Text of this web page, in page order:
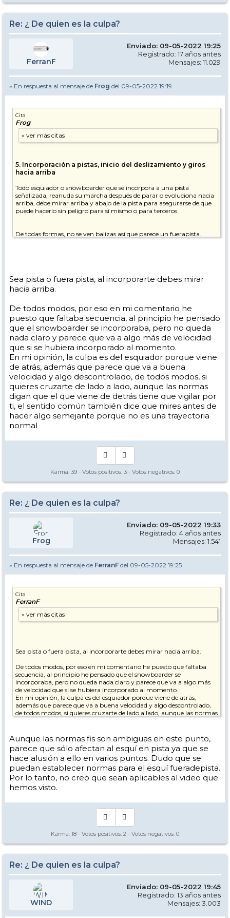
Re: ¿ De quien es la culpa?
FerranF
Enviado: 09-05-2022 19:25
Registrado: 17 años antes
Mensajes: 11.029
» En respuesta al mensaje de Frog del 09-05-2022 19:19
Cita
Frog
5. Incorporación a pistas, inicio del deslizamiento y giros
hacia arriba
Todo esquiador o snowboarder que se incorpora a una pista
señalizada, reanuda su marcha después de parar o evoluciona hacia
arriba, debe mirar arriba y abajo de la pista para asegurarse de que
puede hacerlo sin peligro para sí mismo o para terceros.
De todas formas, no se ven balizas así que parece un fuerapista.
Sea pista o fuera pista, al incorporarte debes mirar
hacia arriba.
De todos modos, por eso en mi comentario he
puesto que faltaba secuencia, al principio he pensado
que el snowboarder se incorporaba, pero no queda
nada claro y parece que va a algo más de velocidad
que si se hubiera incorporado al momento.
En mi opinión, la culpa es del esquiador porque viene
de atrás, además que parece que va a buena
velocidad y algo descontrolado, de todos modos, si
quieres cruzarte de lado a lado, aunque las normas
digan que el que viene de detrás tiene que vigilar por
ti, el sentido común también dice que mires antes de
hacer algo semejante porque no es una trayectoria
normal
Karma: 39 - Votos positivos: 3 - Votos negativos: 0
Re: ¿ De quien es la culpa?
Frog
Enviado: 09-05-2022 19:33
Registrado: 4 años antes
Mensajes: 1.541
» En respuesta al mensaje de FerranF del 09-05-2022 19:25
Cita
FerranF
Sea pista o fuera pista, al incorporarte debes mirar hacia arriba.
De todos modos, por eso en mi comentario he puesto que faltaba
secuencia, al principio he pensado que el snowboarder se
incorporaba, pero no queda nada claro y parece que va a algo más
de velocidad que si se hubiera incorporado al momento.
En mi opinión, la culpa es del esquiador porque viene de atrás,
además que parece que va a buena velocidad y algo descontrolado,
de todos modos, si quieres cruzarte de lado a lado, aunque las normas
porque no es una trayectoria normal
Aunque las normas fis son ambiguas en este punto,
parece que sólo afectan al esquí en pista ya que se
hace alusión a ello en varios puntos. Dudo que se
puedan establecer normas para el esquí fueradepista.
Por lo tanto, no creo que sean aplicables al video que
hemos visto.
Karma: 18 - Votos positivos: 2 - Votos negativos: 0
Re: ¿ De quien es la culpa?
WIND
Enviado: 09-05-2022 19:45
Registrado: 13 años antes
Mensajes: 3.003